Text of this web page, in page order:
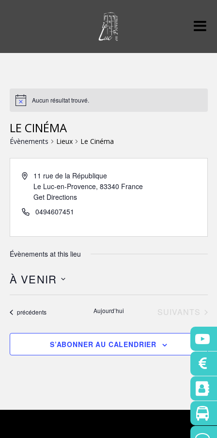
Aucun résultat trouvé.
LE CINÉMA
Évènements Lieux Le Cinéma
11 rue de la République
Le Luc-en-Provence, 83340 France
Get Directions
0494607451
Évènements at this lieu
À VENIR
S
l
t
Évènements
précédents Aujourd’hui ÉVÈNEMENTS
SUIVANTS
S’ABONNER AU CALENDRIER